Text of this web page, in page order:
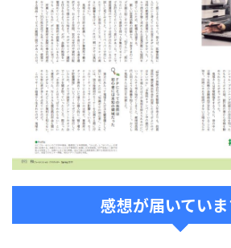
感想が届いていま